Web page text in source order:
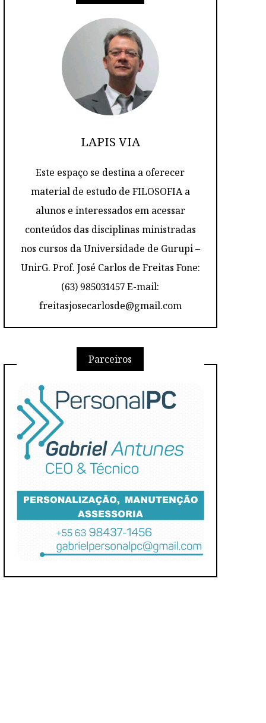
LAPIS VIA
Este espaço se destina a oferecer
material de estudo de FILOSOFIA a
alunos e interessados em acessar
conteúdos das disciplinas ministradas
nos cursos da Universidade de Gurupi –
UnirG. Prof. José Carlos de Freitas Fone:
(63) 985031457 E-mail:
freitasjosecarlosde@gmail.com
Parceiros